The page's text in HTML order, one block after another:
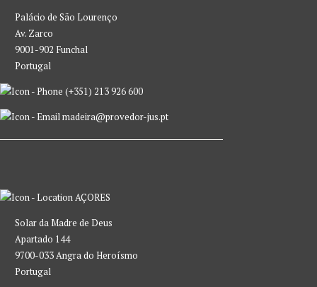
Palácio de São Lourenço
Av. Zarco
9001-902 Funchal
Portugal
(+351) 213 926 600
madeira@provedor-jus.pt
AÇORES
Solar da Madre de Deus
Apartado 144
9700-033 Angra do Heroísmo
Portugal